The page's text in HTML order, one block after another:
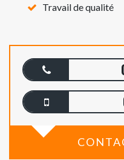
Travail de qualité